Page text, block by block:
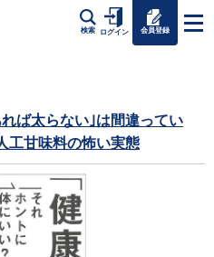
検索 ログイン 会員登録
ば太らない｣は間違ってい
工甘味料の怖い実態